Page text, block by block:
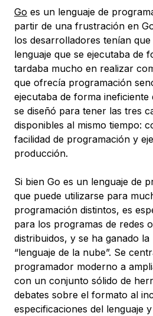
Go es un lenguaje de
partir de una frustración en
los desarrolladores tenían
lenguaje que se ejecutaba de
tardaba mucho en realizar
que ofrecía programación
ejecutaba de forma
se diseñó para tener las tres
disponibles al mismo tiempo:
facilidad de programación y
producción.
Si bien Go es un lenguaje de
que puede utilizarse para
programación distintos, es
para los programas de redes
distribuidos, y se ha ganado
“lenguaje de la nube”. Se
programador moderno a
con un conjunto sólido de
debates sobre el formato al
especificaciones del lenguaje